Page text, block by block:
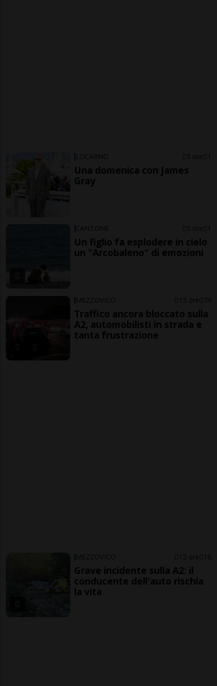
LOCARNO 5 ore 1
Una domenica con James
Gray
CANTONE 5 ore 1
Un figlio fa esplodere in cielo
un "Arcobaleno" di emozioni
MEZZOVICO 15 ore 79
Traffico ancora bloccato sulla
A2, automobilisti in strada e
tanta frustrazione
MEZZOVICO 15 ore 16
Grave incidente sulla A2: il
conducente dell'auto rischia
la vita